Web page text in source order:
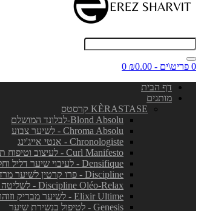
0 פריט\ים - ₪0.00
0
דף הבית
מותגים
KÈRASTASE קרסטס
Blond Absolu-לבלונד המושלם
Chroma Absolu - לשיער צבוע
Chronologiste - אנטי אייג'ינג
Curl Manifesto - לעיצוב וטיפוח תלתלים
Densifique - לעיבוי שיער דליל וחלש
Discipline - פרו קרטין לשיער מרדני
Discipline Oléo-Relax - לשליטה בשיער נפוח
Elixir Ultime - לשיער מבריק וזוהר
Genesis - לטיפול בנשירת שיער